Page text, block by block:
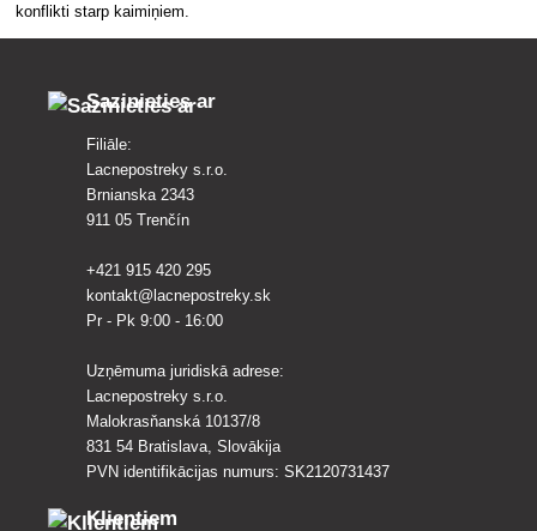
konflikti starp kaimiņiem.
Sazinieties ar
Filiāle:
Lacnepostreky s.r.o.
Brnianska 2343
911 05 Trenčín
+421 915 420 295
kontakt@lacnepostreky.sk
Pr - Pk 9:00 - 16:00
Uzņēmuma juridiskā adrese:
Lacnepostreky s.r.o.
Malokrasňanská 10137/8
831 54 Bratislava, Slovākija
PVN identifikācijas numurs: SK2120731437
Klientiem